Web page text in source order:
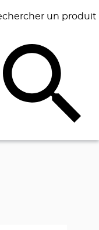
un produit
BUREAU